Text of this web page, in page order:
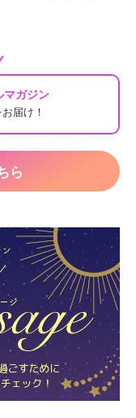
マガジン
届け！
ら